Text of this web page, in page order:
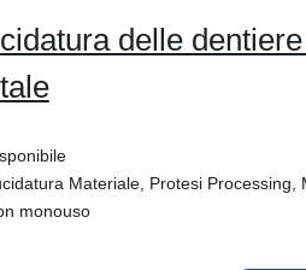
delle
Materiale, Protesi Processing,
monouso